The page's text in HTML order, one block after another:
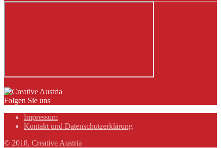
Folgen Sie uns
Impressum
Kontakt und Datenschutzerklärung
© 2018, Creative Austria